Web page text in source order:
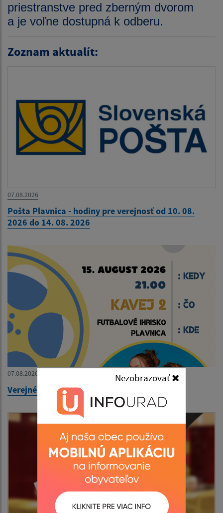
Nezobrazovať
priestranstve pred zberným dvorom
a je voľne dostupná k odberu.
Zoznam aktualít:
07.08.2026
Pošta Plavnica - hodiny pre verejnosť od 10. 08.
2026 do 14. 08. 2026
07.08.2026
Verejné premietanie - KAVEJ 2